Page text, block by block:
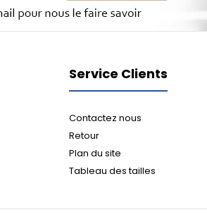
Service Clients
Contactez nous
Retour
Plan du site
Tableau des tailles